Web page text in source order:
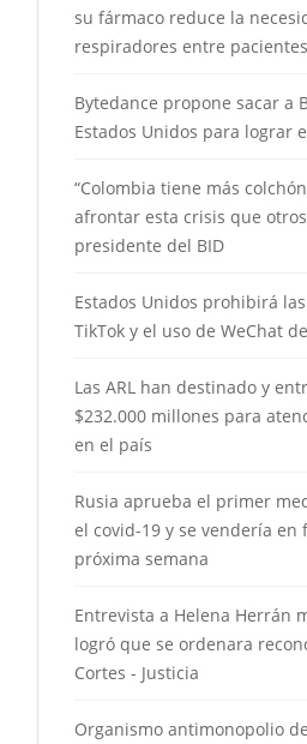
su fármaco reduce la
respiradores entre
Bytedance propone sacar a
Estados Unidos para lograr
“Colombia tiene más
afrontar esta crisis que
presidente del BID
Estados Unidos prohibirá
TikTok y el uso de WeChat
Las ARL han destinado y
$232.000 millones para
en el país
Rusia aprueba el primer
el covid-19 y se vendería en
próxima semana
Entrevista a Helena Herrán
logró que se ordenara
Cortes - Justicia
Organismo antimonopolio